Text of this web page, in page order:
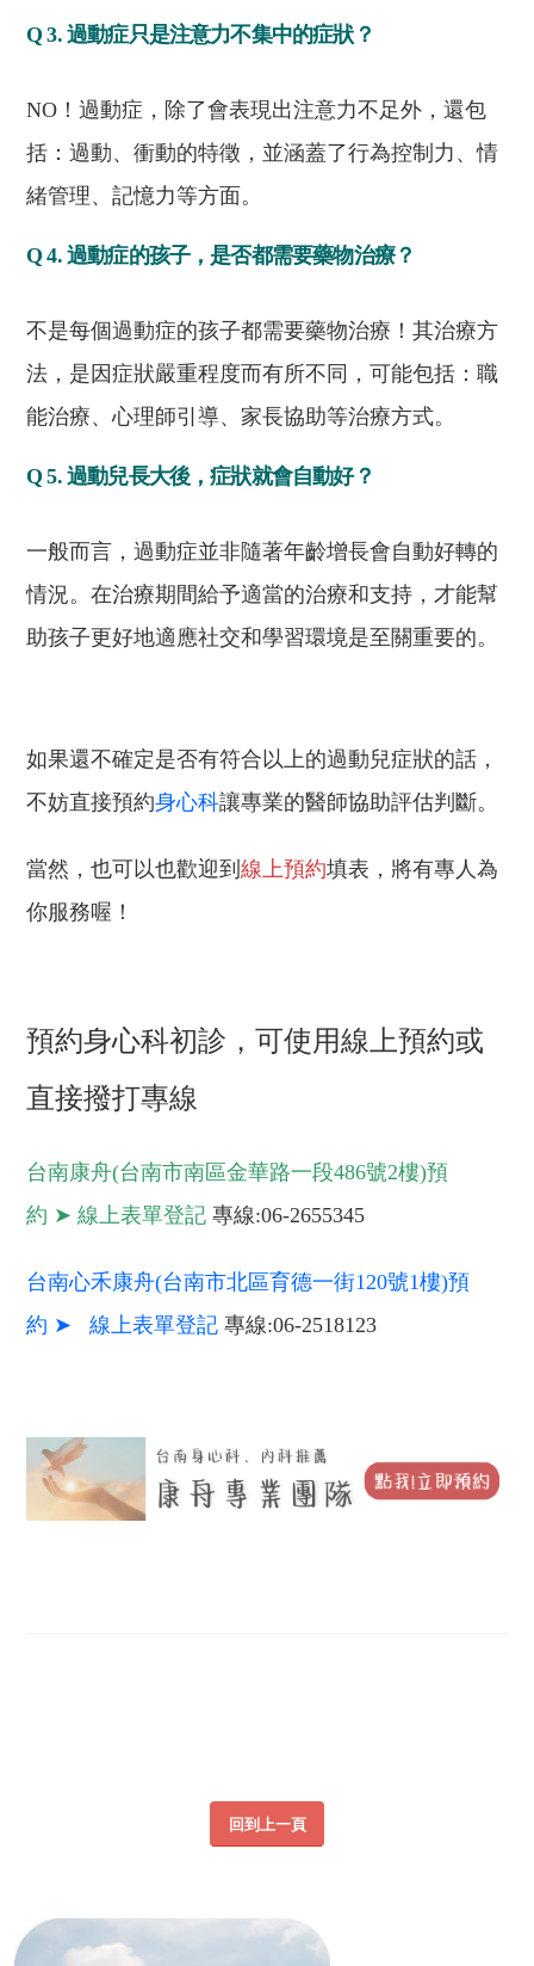
Q 3. 過動症只是注意力不集中的症狀？
NO！過動症，除了會表現出注意力不足外，還包
括：過動、衝動的特徵，並涵蓋了行為控制力、情
緒管理、記憶力等方面。
Q 4. 過動症的孩子，是否都需要藥物治療？
不是每個過動症的孩子都需要藥物治療！其治療方
法，是因症狀嚴重程度而有所不同，可能包括：職
能治療、心理師引導、家長協助等治療方式。
Q 5. 過動兒長大後，症狀就會自動好？
一般而言，過動症並非隨著年齡增長會自動好轉的
情況。在治療期間給予適當的治療和支持，才能幫
助孩子更好地適應社交和學習環境是至關重要的。
如果還不確定是否有符合以上的過動兒症狀的話，
不妨直接預約身心科讓專業的醫師協助評估判斷。
當然，也可以也歡迎到 線上預約填表，將有專人為
你服務喔！
預約身心科初診，可使用線上預約或
直接撥打專線
台南康舟(台南市南區金華路一段486號2樓)預
約 ➤ 線上表單登記 專線:06-2655345
台南心禾康舟(台南市北區育德一街120號1樓)預
約 ➤ 線上表單登記 專線:06-2518123